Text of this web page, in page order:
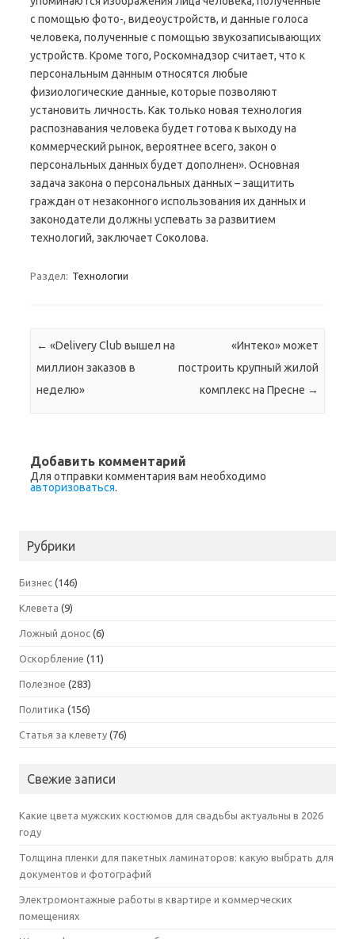
с помощью фото-, видеоустройств, и данные голоса
человека, полученные с помощью звукозаписывающих
устройств. Кроме того, Роскомнадзор считает, что к
персональным данным относятся любые
физиологические данные, которые позволяют
установить личность. Как только новая технология
распознавания человека будет готова к выходу на
коммерческий рынок, вероятнее всего, закон о
персональных данных будет дополнен». Основная
задача закона о персональных данных – защитить
граждан от незаконного использования их данных и
законодатели должны успевать за развитием
технологий, заключает Соколова.
Раздел: Технологии
Навигация по записям
← «Delivery Club вышел на
миллион заказов в
неделю»
«Интеко» может
построить крупный жилой
комплекс на Пресне →
Добавить комментарий
Для отправки комментария вам необходимо
авторизоваться.
Рубрики
Бизнес (146)
Клевета (9)
Ложный донос (6)
Оскорбление (11)
Полезное (283)
Политика (156)
Статья за клевету (76)
Свежие записи
Какие цвета мужских костюмов для свадьбы актуальны в 2026
году
Толщина пленки для пакетных ламинаторов: какую выбрать для
документов и фотографий
Электромонтажные работы в квартире и коммерческих
помещениях